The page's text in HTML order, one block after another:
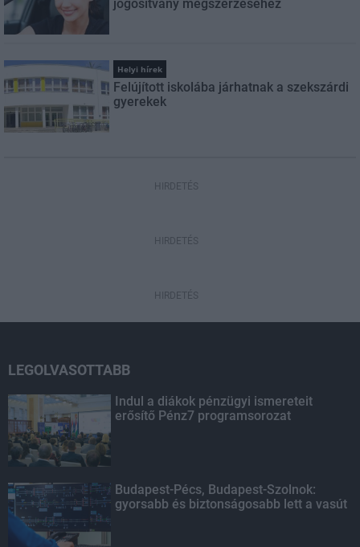
jogosítvány megszerzéséhez
Helyi hírek
Felújított iskolába járhatnak a szekszárdi
gyerekek
HIRDETÉS
HIRDETÉS
HIRDETÉS
LEGOLVASOTTABB
Indul a diákok pénzügyi ismereteit
erősítő Pénz7 programsorozat
Budapest-Pécs, Budapest-Szolnok:
gyorsabb és biztonságosabb lett a vasút